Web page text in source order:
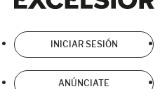
INICIAR SESIÓN
ANÚNCIATE